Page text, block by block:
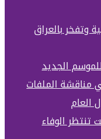
وتفخر بالعراق
الجديد
مناقشة الملفات
العام
تنتظر الوفاء